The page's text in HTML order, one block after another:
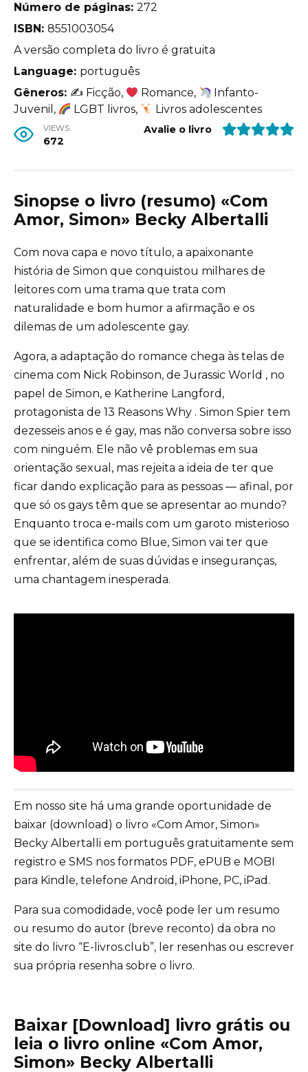
Número de páginas: 272
ISBN: 8551003054
A versão completa do livro é gratuita
Language: português
Gêneros: ✍ Ficção, Romance,
Infanto-
Juvenil,
LGBT livros, Livros adolescentes
VIEWS
672
Avalie o livro
Sinopse o livro (resumo) «Com
Amor, Simon» Becky Albertalli
Com nova capa e novo título, a apaixonante
história de Simon que conquistou milhares de
leitores com uma trama que trata com
naturalidade e bom humor a afirmação e os
dilemas de um adolescente gay.
Agora, a adaptação do romance chega às telas de
cinema com Nick Robinson, de Jurassic World , no
papel de Simon, e Katherine Langford,
protagonista de 13 Reasons Why . Simon Spier tem
dezesseis anos e é gay, mas não conversa sobre isso
com ninguém. Ele não vê problemas em sua
orientação sexual, mas rejeita a ideia de ter que
ficar dando explicação para as pessoas ― afinal, por
que só os gays têm que se apresentar ao mundo?
Enquanto troca e-mails com um garoto misterioso
que se identifica como Blue, Simon vai ter que
enfrentar, além de suas dúvidas e inseguranças,
uma chantagem inesperada.
Em nosso site há uma grande oportunidade de
baixar (download) o livro «Com Amor, Simon»
Becky Albertalli em português gratuitamente sem
registro e SMS nos formatos PDF, ePUB e MOBI
para Kindle, telefone Android, iPhone, PC, iPad.
Para sua comodidade, você pode ler um resumo
ou resumo do autor (breve reconto) da obra no
site do livro “E-livros.club”, ler resenhas ou escrever
sua própria resenha sobre o livro.
Baixar [Download] livro grátis ou
leia o livro online «Com Amor,
Simon» Becky Albertalli